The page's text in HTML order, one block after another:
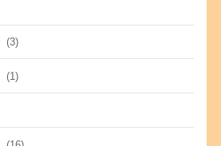
(3)
(1)